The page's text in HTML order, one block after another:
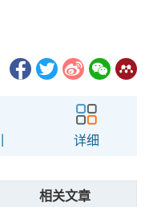
详细
相关文章